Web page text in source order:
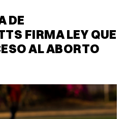
DE
FIRMA LEY QUE
AL ABORTO